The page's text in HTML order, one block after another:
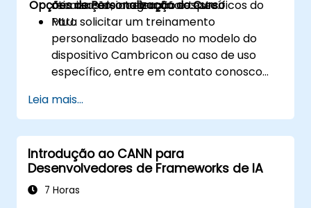
recursos de aceleração específicos do
MLU.
otimização, integração e teste.
Opções de Personalização do Curso
Para solicitar um treinamento
personalizado baseado no modelo do
dispositivo Cambricon ou caso de uso
específico, entre em contato conosco
Leia mais...
Introdução ao CANN para
Desenvolvedores de Frameworks de IA
7 Horas